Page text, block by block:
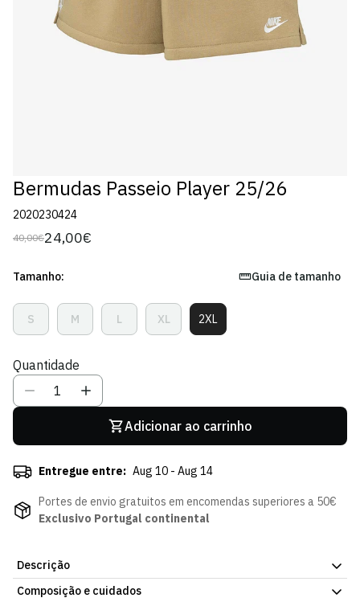
Bermudas Passeio Player 25/26
2020230424
Preço
40,00€
Preço
venda
24,00€
Tamanho: Guia de tamanho
SVariante
Esgotada
Indisponível
MVariante
Esgotada
Indisponível
LVariante
Esgotada
XL
Variante
Esgotada
2XLVariante
Esgotada
Quantidade
Adicionar ao carrinho
Entregue entre: Aug 10 - Aug 14
Portes de envio gratuitos em encomendas superiores a 50€
Exclusivo Portugal continental
Descrição
. Conforto e estilo combinados num design versátil que funciona
Composição e cuidados